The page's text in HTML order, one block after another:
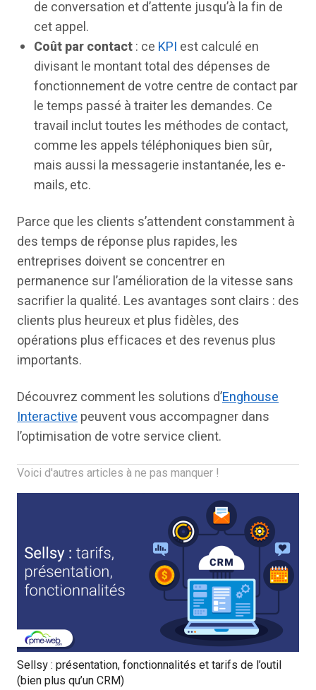
de conversation et d’attente jusqu’à la fin de
cet appel.
Coût par contact: ce KPI est calculé en
divisant le montant total des dépenses de
fonctionnement de votre centre de contact par
le temps passé à traiter les demandes. Ce
travail inclut toutes les méthodes de contact,
comme les appels téléphoniques bien sûr,
mais aussi la messagerie instantanée, les e-
mails, etc.
Parce que les clients s’attendent constamment à
des temps de réponse plus rapides, les
entreprises doivent se concentrer en
permanence sur l’amélioration de la vitesse sans
sacrifier la qualité. Les avantages sont clairs : des
clients plus heureux et plus fidèles, des
opérations plus efficaces et des revenus plus
importants.
Découvrez comment les solutions d’Enghouse
Interactivepeuvent vous accompagner dans
l’optimisation de votre service client.
Voici d'autres articles à ne pas manquer !
Sellsy : présentation, fonctionnalités et tarifs de l’outil
(bien plus qu’un CRM)